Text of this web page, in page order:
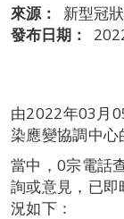
來源：
新型冠
發布日期：
由2022年03月
染應變協調中心
當中，0宗電話
詢或意見，已
況如下：